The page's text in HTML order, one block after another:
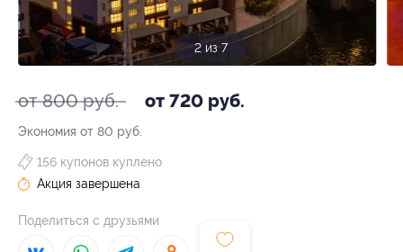
2 из 7
от 800 руб. от 720 руб.
Экономия от 80 руб.
156 купонов куплено
Акция завершена
Поделиться с друзьями